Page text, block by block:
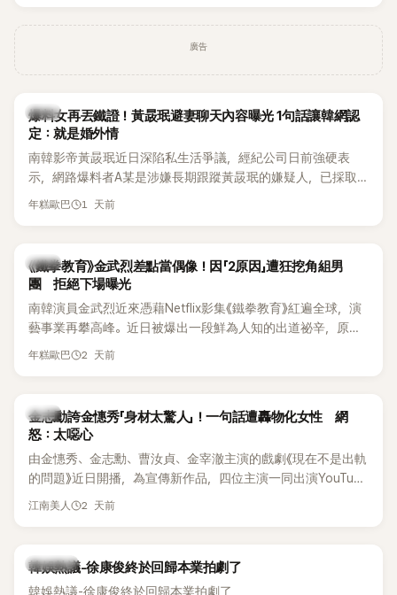
了。」為了澄清誤會，她只好親自站出來說清楚。 李智惠進一步
解釋，當時隆胸手術幾乎只有「腋下切開」一種方式，「所以我就
想，既然一直說我有做，那我乾脆把腋下給大家看，證明我根
召開了一場泳裝記者招待會。當時她穿著比基尼站在一排攝影
機前，面對媒體擺出各種姿勢，畫面至今仍被網友津津樂道。
這段為平息爭議、直接公開腋下畫面自證清白的往事再度被提
起，節目現場立刻充滿驚呼聲與笑聲，也再次讓人見識到她面
對流言時「豁出去」的直率性格。其實她過去也曾在 SBS 節目
《脫掉鞋子恢單4Men》 中，親自公開那張當年引發話題的「腋下
員身分出道，該團在 2000 年代初期紅極一時，由李智惠、徐
智英兩位女成員，以及張錫炫、Chris Kim 兩位男成員組成。不
過後來爆出長達四年的團內霸凌風波，甚至傳出徐智英母親對
李智惠言語辱罵、動手等爭議，最終團體於 2002 年解散。 團
體解散後，李智惠轉型 solo，靠著綜藝與歌唱實力持續活躍演
藝圈。據悉，她當年能加入 S#arp，也與 李尚敏 的賞識有關。
感情方面，李智惠於 2017 年與圈外男友結婚，婚後育有兩個
目，她經營的 YouTube 頻道也即將突破百萬訂閱，近年內容深
受網友喜愛，再度迎來事業第二春。
廣告
韓星
爆料女再丟鐵證！黃晸珉避妻聊天內容曝光 1句話讓韓網認
定：就是婚外情
南韓影帝黃晸珉近日深陷私生活爭議，經紀公司日前強硬表
示，網路爆料者A某是涉嫌長期跟蹤黃晸珉的嫌疑人，已採取
法律行動。不過，A某並未因此停止發聲，5日再度透過社群平
年糕歐巴 1 天前
韓星
《鐵拳教育》金武烈差點當偶像！因「2原因」遭狂挖角組男
團 拒絕下場曝光
南韓演員金武烈近來憑藉Netflix影集《鐵拳教育》紅遍全球，演
藝事業再攀高峰。近日被爆出一段鮮為人知的出道祕辛，原來
他當年差點不是以演員身分出道，而是成為男團偶像的一員。
年糕歐巴 2 天前
韓星
金志勳誇金憓秀「身材太驚人」！一句話遭轟物化女性 網
怒：太噁心
由金憓秀、金志勳、曹汝貞、金宰澈主演的戲劇《現在不是出軌
的問題》近日開播，為宣傳新作品，四位主演一同出演YouTube
節目，不料訪談中的一段發言卻意外掀起爭議。不少網友認
江南美人 2 天前
熱議討論
韓娛熱議-徐康俊終於回歸本業拍劇了
韓娛熱議-徐康俊終於回歸本業拍劇了